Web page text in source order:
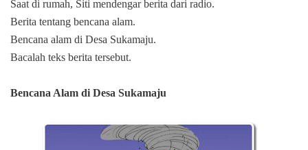
Saat di rumah, Siti mendengar berita dari radio.
Berita tentang bencana alam.
Bencana alam di Desa Sukamaju.
Bacalah teks berita tersebut.
Bencana Alam di Desa Sukamaju